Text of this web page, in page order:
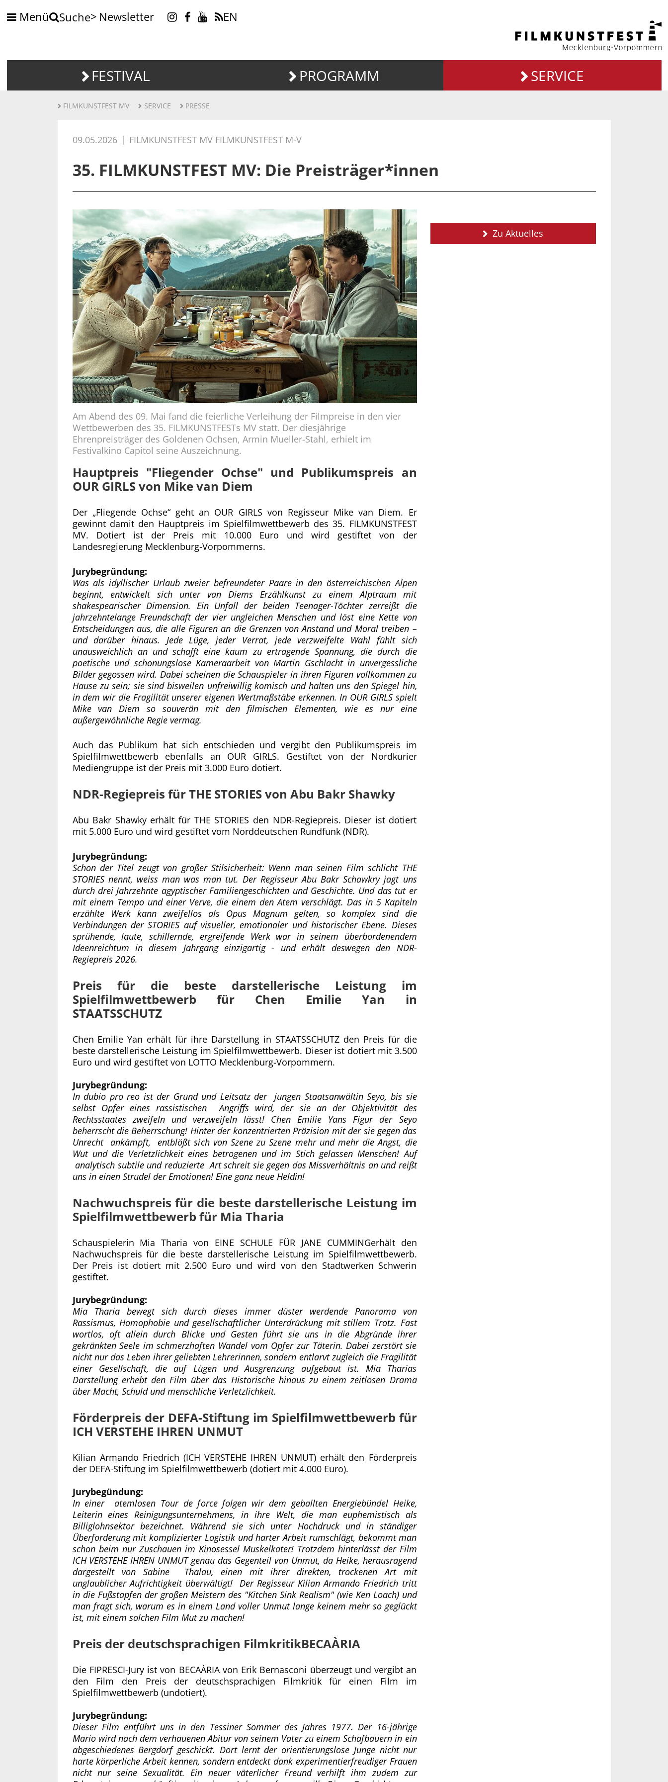
Menü Suche Newsletter EN
FESTIVAL PROGRAMM SERVICE
FILMKUNSTFEST MV SERVICE PRESSE
09.05.2026 FILMKUNSTFEST MV FILMKUNSTFEST M-V
35. FILMKUNSTFEST MV: Die Preisträger*innen
Am Abend des 09. Mai fand die feierliche Verleihung der Filmpreise in den vier
Wettbewerben des 35. FILMKUNSTFESTs MV statt. Der diesjährige
Ehrenpreisträger des Goldenen Ochsen, Armin Mueller-Stahl, erhielt im
Festivalkino Capitol seine Auszeichnung.
Hauptpreis "Fliegender Ochse" und Publikumspreis an
OUR GIRLS von Mike van Diem
Der „Fliegende Ochse“ geht an OUR GIRLS von Regisseur Mike van Diem. Er
gewinnt damit den Hauptpreis im Spielfilmwettbewerb des 35. FILMKUNSTFEST
MV. Dotiert ist der Preis mit 10.000 Euro und wird gestiftet von der
Landesregierung Mecklenburg-Vorpommerns.
Jurybegründung:
Was als idyllischer Urlaub zweier befreundeter Paare in den österreichischen Alpen
beginnt, entwickelt sich unter van Diems Erzählkunst zu einem Alptraum mit
shakespearischer Dimension. Ein Unfall der beiden Teenager-Töchter zerreißt die
jahrzehntelange Freundschaft der vier ungleichen Menschen und löst eine Kette von
Entscheidungen aus, die alle Figuren an die Grenzen von Anstand und Moral treiben –
und darüber hinaus. Jede Lüge, jeder Verrat, jede verzweifelte Wahl fühlt sich
unausweichlich an und schafft eine kaum zu ertragende Spannung, die durch die
poetische und schonungslose Kameraarbeit von Martin Gschlacht in unvergessliche
Bilder gegossen wird. Dabei scheinen die Schauspieler in ihren Figuren vollkommen zu
Hause zu sein; sie sind bisweilen unfreiwillig komisch und halten uns den Spiegel hin,
in dem wir die Fragilität unserer eigenen Wertmaßstäbe erkennen. In OUR GIRLS spielt
Mike van Diem so souverän mit den filmischen Elementen, wie es nur eine
außergewöhnliche Regie vermag.
Auch das Publikum hat sich entschieden und vergibt den Publikumspreis im
Spielfilmwettbewerb ebenfalls an OUR GIRLS. Gestiftet von der Nordkurier
Mediengruppe ist der Preis mit 3.000 Euro dotiert.
NDR-Regiepreis für THE STORIES von Abu Bakr Shawky
Abu Bakr Shawky erhält für THE STORIES den NDR-Regiepreis. Dieser ist dotiert
mit 5.000 Euro und wird gestiftet vom Norddeutschen Rundfunk (NDR).
Jurybegründung:
Schon der Titel zeugt von großer Stilsicherheit: Wenn man seinen Film schlicht THE
STORIES nennt, weiss man was man tut. Der Regisseur Abu Bakr Schawkry jagt uns
durch drei Jahrzehnte agyptischer Familiengeschichten und Geschichte. Und das tut er
mit einem Tempo und einer Verve, die einem den Atem verschlägt. Das in 5 Kapiteln
erzählte Werk kann zweifellos als Opus Magnum gelten, so komplex sind die
Verbindungen der STORIES auf visueller, emotionaler und historischer Ebene. Dieses
sprühende, laute, schillernde, ergreifende Werk war in seinem überbordenendem
Ideenreichtum in diesem Jahrgang einzigartig - und erhält deswegen den NDR-
Regiepreis 2026.
Preis für die beste darstellerische Leistung im
Spielfilmwettbewerb für Chen Emilie Yan in
STAATSSCHUTZ
Chen Emilie Yan erhält für ihre Darstellung in STAATSSCHUTZ den Preis für die
beste darstellerische Leistung im Spielfilmwettbewerb. Dieser ist dotiert mit 3.500
Euro und wird gestiftet von LOTTO Mecklenburg-Vorpommern.
Jurybegründung:
In dubio pro reo ist der Grund und Leitsatz der jungen Staatsanwältin Seyo, bis sie
selbst Opfer eines rassistischen Angriffs wird, der sie an der Objektivität des
Rechtsstaates zweifeln und verzweifeln lässt! Chen Emilie Yans Figur der Seyo
beherrscht die Beherrschung! Hinter der konzentrierten Präzision mit der sie gegen das
Unrecht ankämpft, entblößt sich von Szene zu Szene mehr und mehr die Angst, die
Wut und die Verletzlichkeit eines betrogenen und im Stich gelassen Menschen! Auf
analytisch subtile und reduzierte Art schreit sie gegen das Missverhältnis an und reißt
uns in einen Strudel der Emotionen! Eine ganz neue Heldin!
Nachwuchspreis für die beste darstellerische Leistung im
Spielfilmwettbewerb für Mia Tharia
Schauspielerin Mia Tharia von EINE SCHULE FÜR JANE CUMMINGerhält den
Nachwuchspreis für die beste darstellerische Leistung im Spielfilmwettbewerb.
Der Preis ist dotiert mit 2.500 Euro und wird von den Stadtwerken Schwerin
gestiftet.
Jurybegründung:
Mia Tharia bewegt sich durch dieses immer düster werdende Panorama von
Rassismus, Homophobie und gesellschaftlicher Unterdrückung mit stillem Trotz. Fast
wortlos, oft allein durch Blicke und Gesten führt sie uns in die Abgründe ihrer
gekränkten Seele im schmerzhaften Wandel vom Opfer zur Täterin. Dabei zerstört sie
nicht nur das Leben ihrer geliebten Lehrerinnen, sondern entlarvt zugleich die Fragilität
einer Gesellschaft, die auf Lügen und Ausgrenzung aufgebaut ist. Mia Tharias
Darstellung erhebt den Film über das Historische hinaus zu einem zeitlosen Drama
über Macht, Schuld und menschliche Verletzlichkeit.
Förderpreis der DEFA-Stiftung im Spielfilmwettbewerb für
ICH VERSTEHE IHREN UNMUT
Kilian Armando Friedrich (ICH VERSTEHE IHREN UNMUT) erhält den Förderpreis
der DEFA-Stiftung im Spielfilmwettbewerb (dotiert mit 4.000 Euro).
Jurybegündung:
In einer atemlosen Tour de force folgen wir dem geballten Energiebündel Heike,
Leiterin eines Reinigungsunternehmens, in ihre Welt, die man euphemistisch als
Billiglohnsektor bezeichnet. Während sie sich unter Hochdruck und in ständiger
Überforderung mit komplizierter Logistik und harter Arbeit rumschlägt, bekommt man
schon beim nur Zuschauen im Kinosessel Muskelkater! Trotzdem hinterlässt der Film
ICH VERSTEHE IHREN UNMUT genau das Gegenteil von Unmut, da Heike, herausragend
dargestellt von Sabine Thalau, einen mit ihrer direkten, trockenen Art mit
unglaublicher Aufrichtigkeit überwältigt! Der Regisseur Kilian Armando Friedrich tritt
in die Fußstapfen der großen Meistern des "Kitchen Sink Realism" (wie Ken Loach) und
man fragt sich, warum es in einem Land voller Unmut lange keinem mehr so geglückt
ist, mit einem solchen Film Mut zu machen!
Preis der deutschsprachigen FilmkritikBECAÀRIA
Die FIPRESCI-Jury ist von BECAÀRIA von Erik Bernasconi überzeugt und vergibt an
den Film den Preis der deutschsprachigen Filmkritik für einen Film im
Spielfilmwettbewerb (undotiert).
Jurybegründung:
Dieser Film entführt uns in den Tessiner Sommer des Jahres 1977. Der 16-jährige
Mario wird nach dem verhauenen Abitur von seinem Vater zu einem Schafbauern in ein
abgeschiedenes Bergdorf geschickt. Dort lernt der orientierungslose Junge nicht nur
harte körperliche Arbeit kennen, sondern entdeckt dank experimentierfreudiger Frauen
nicht nur seine Sexualität. Ein neuer väterlicher Freund verhilft ihm zudem zur
Zu Aktuelles